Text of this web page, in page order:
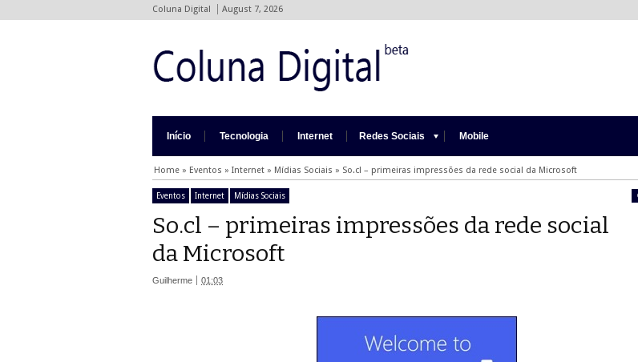
Coluna Digital August 7, 2026
Início Tecnologia Internet Redes Sociais Mobile
Home » Eventos » Internet » Mídias Sociais » So.cl – primeiras impressões da rede social da Microsoft
Eventos Internet Mídias Sociais
So.cl – primeiras impressões da rede social
da Microsoft
01:03
Guilherme